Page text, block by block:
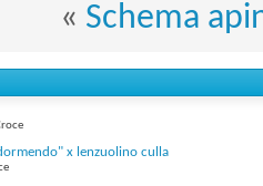
« Schema
x lenzuolino culla